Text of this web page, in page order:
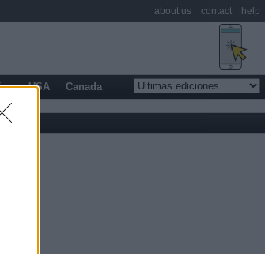
USA Canada
about us contact help